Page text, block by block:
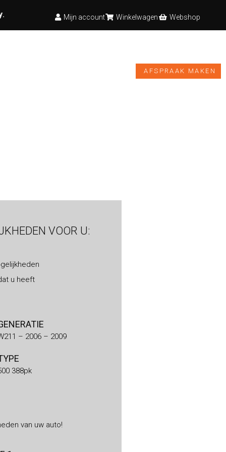
. Mijn account Winkelwagen Webshop
AFSPRAAK MAKEN
VOOR U:
u heeft
– 2006 – 2009
388pk
van uw auto!